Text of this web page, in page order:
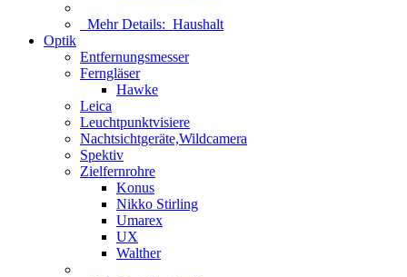
Mehr Details: Haushalt
Optik
Entfernungsmesser
Ferngläser
Hawke
Leica
Leuchtpunktvisiere
Nachtsichtgeräte,Wildcamera
Spektiv
Zielfernrohre
Konus
Nikko Stirling
Umarex
UX
Walther